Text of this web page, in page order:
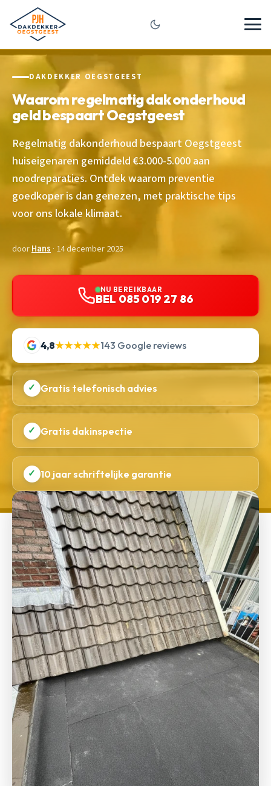
DAKDEKKER OEGSTGEEST
Waarom regelmatig dak onderhoud
geld bespaart Oegstgeest
Regelmatig dakonderhoud bespaart Oegstgeest
huiseigenaren gemiddeld €3.000-5.000 aan
noodreparaties. Ontdek waarom preventie
goedkoper is dan genezen, met praktische tips
voor ons lokale klimaat.
doorHans · 14 december 2025
NU BEREIKBAAR
BEL 085 019 27 86
4,8★★★★★143 Google reviews
✓ Gratis telefonisch advies
✓ Gratis dakinspectie
✓ 10 jaar schriftelijke garantie